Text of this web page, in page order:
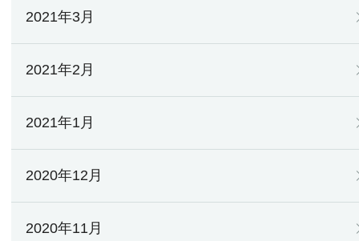
2021年3月
2021年2月
2021年1月
2020年12月
2020年11月